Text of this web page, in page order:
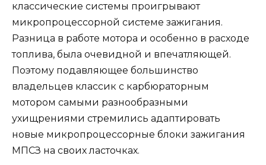
классические системы проигрывают
микропроцессорной системе зажигания.
Разница в работе мотора и особенно в расходе
топлива, была очевидной и впечатляющей.
Поэтому подавляющее большинство
владельцев классик с карбюраторным
мотором самыми разнообразными
ухищрениями стремились адаптировать
новые микропроцессорные блоки зажигания
МПСЗ на своих ласточках.